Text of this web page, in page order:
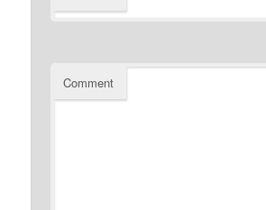
Comment